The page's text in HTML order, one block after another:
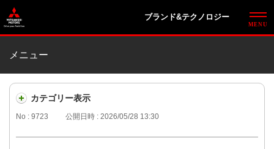
ブランド&テクノロジー
メニュー
カテゴリー表示
No : 9723 公開日時 : 2026/05/28 13:30